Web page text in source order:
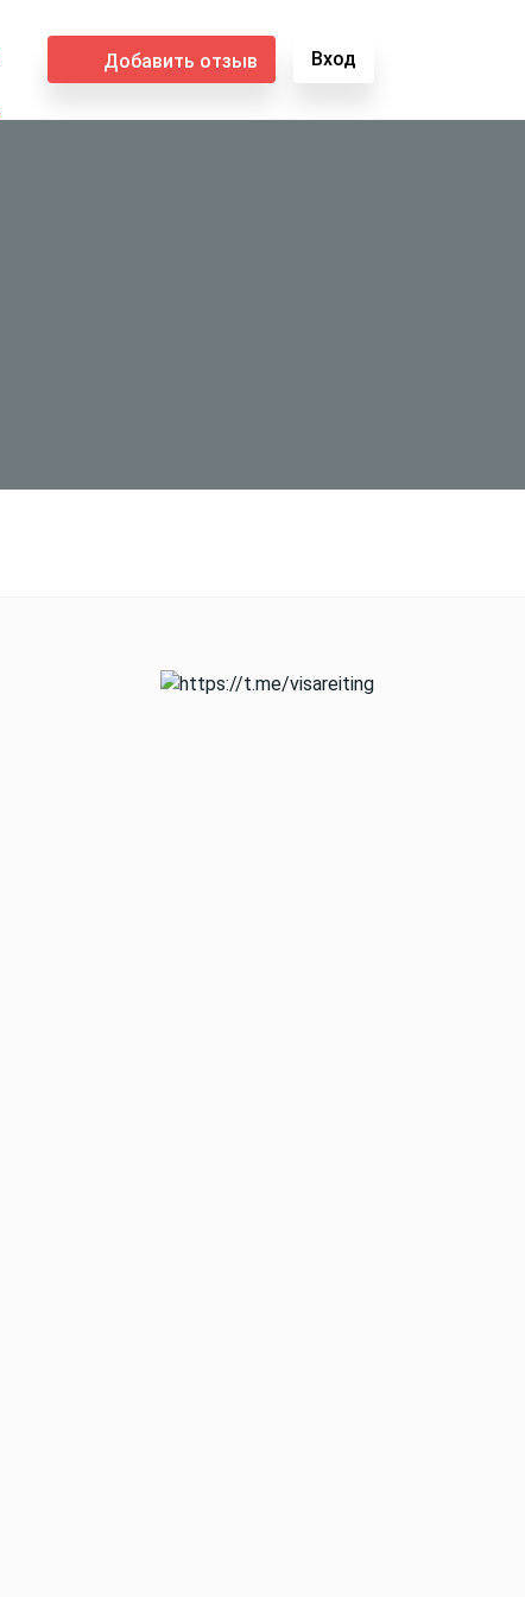
Добавить отзыв Вход